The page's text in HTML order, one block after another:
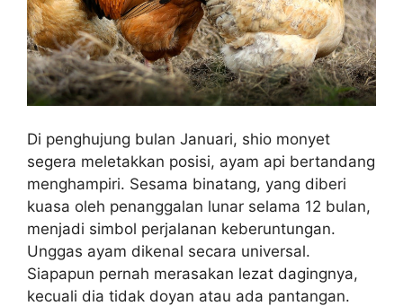
Di penghujung bulan Januari, shio monyet
segera meletakkan posisi, ayam api bertandang
menghampiri. Sesama binatang, yang diberi
kuasa oleh penanggalan lunar selama 12 bulan,
menjadi simbol perjalanan keberuntungan.
Unggas ayam dikenal secara universal.
Siapapun pernah merasakan lezat dagingnya,
kecuali dia tidak doyan atau ada pantangan.